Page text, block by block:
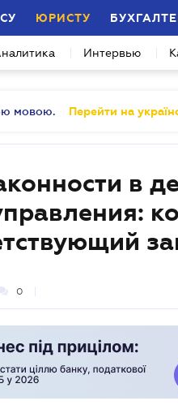
ЮРИСТУ
Интервью
мовою. Перейти на
в
0